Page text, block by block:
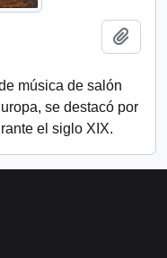
música de salón
se destacó por
el siglo XIX.